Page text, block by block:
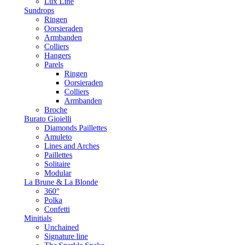
Sundrops
Ringen
Oorsieraden
Armbanden
Colliers
Hangers
Parels
Ringen
Oorsieraden
Colliers
Armbanden
Broche
Burato Gioielli
Diamonds Paillettes
Amuleto
Lines and Arches
Paillettes
Solitaire
Modular
La Brune & La Blonde
360°
Polka
Confetti
Minitials
Unchained
Signature line